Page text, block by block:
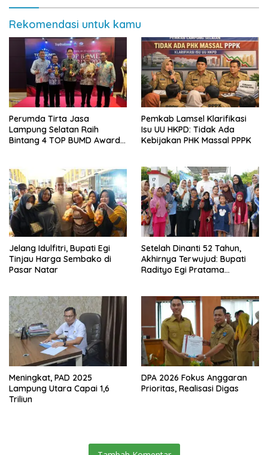
Rekomendasi untuk kamu
Perumda Tirta Jasa
Lampung Selatan Raih
Bintang 4 TOP BUMD Awards
Pemkab Lamsel Klarifikasi
Isu UU HKPD: Tidak Ada
Kebijakan PHK Massal PPPK
Jelang Idulfitri, Bupati Egi
Tinjau Harga Sembako di
Pasar Natar
Setelah Dinanti 52 Tahun,
Akhirnya Terwujud: Bupati
Radityo Egi Pratama
Meningkat, PAD 2025
Lampung Utara Capai 1,6
Triliun
DPA 2026 Fokus Anggaran
Prioritas, Realisasi Digas